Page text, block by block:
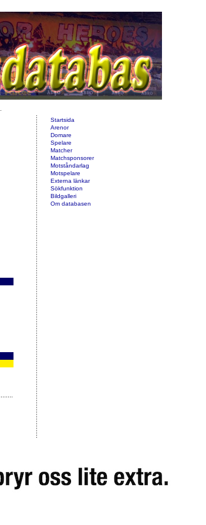
Startsida
Arenor
Domare
Spelare
Matcher
Matchsponsorer
Motståndarlag
Motspelare
Externa länkar
Sökfunktion
Bildgalleri
Om databasen